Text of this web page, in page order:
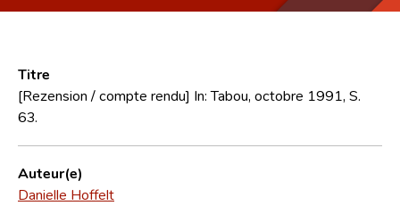
Recherche avancée
CNL
Équipe scientifique
Titre
[Rezension / compte rendu] In: Tabou, octobre 1991, S.
63.
Auteur(e)
Danielle Hoffelt